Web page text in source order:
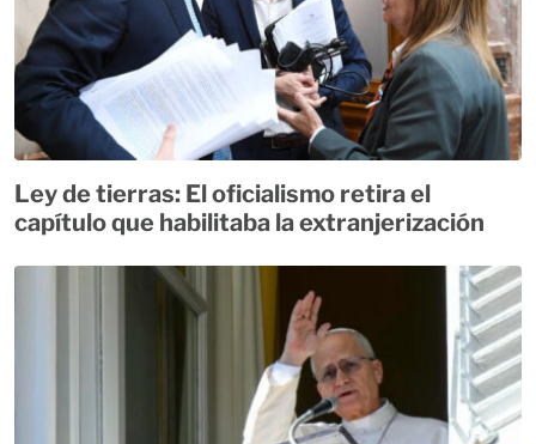
Ley de tierras: El oficialismo retira el
capítulo que habilitaba la extranjerización